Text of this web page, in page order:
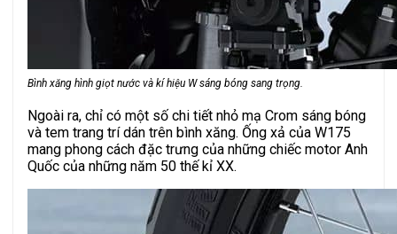
Bình xăng hình giọt nước và kí hiệu W sáng bóng sang trọng.
Ngoài ra, chỉ có một số chi tiết nhỏ mạ Crom sáng bóng
và tem trang trí dán trên bình xăng. Ống xả của W175
mang phong cách đặc trưng của những chiếc motor Anh
Quốc của những năm 50 thế kỉ XX.